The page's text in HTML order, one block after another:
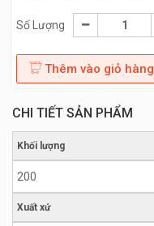
Số Lượng
Thêm vào giỏ hàng
CHI TIẾT SẢN PHẨM
Khối lượng
200
Xuất xứ